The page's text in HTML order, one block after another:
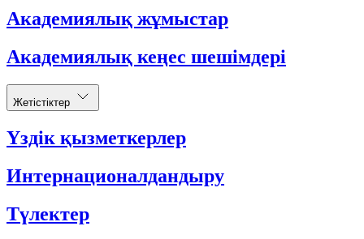
Академиялық жұмыстар
Академиялық кеңес шешімдері
Жетістіктер
Үздік қызметкерлер
Интернационалдандыру
Түлектер